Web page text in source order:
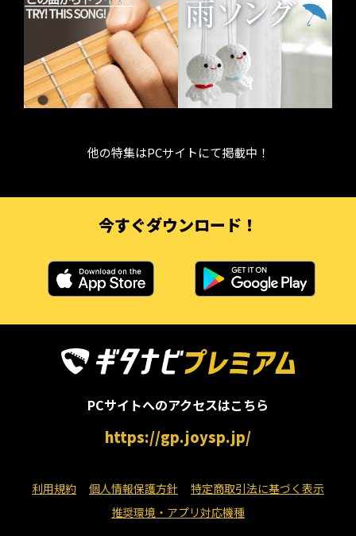
他の特集はPCサイトにて掲載中！
今すぐダウンロード！
PCサイトへのアクセスはこちら
https://gp.joysp.jp/
利用規約 個人情報保護方針
特定商取引法に基づく表示
推奨環境・アプリ対応機種